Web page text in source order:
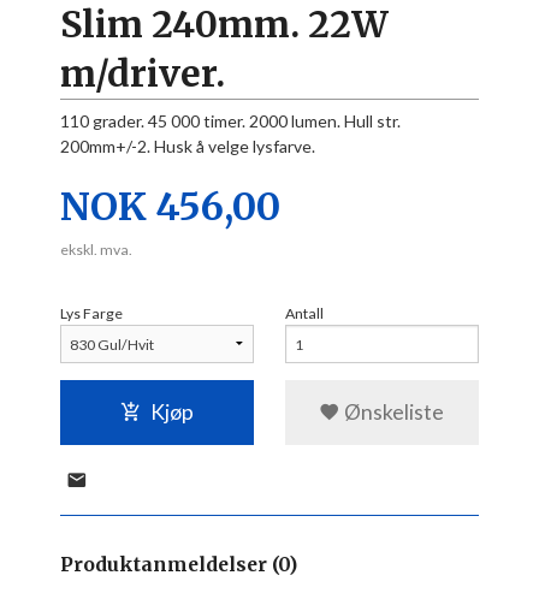
Slim 240mm. 22W
m/driver.
110 grader. 45 000 timer. 2000 lumen. Hull str.
200mm+/-2. Husk å velge lysfarve.
Pris
NOK 456,00
ekskl. mva.
Lys Farge Antall
Kjøp Ønskeliste
Produktanmeldelser (0)